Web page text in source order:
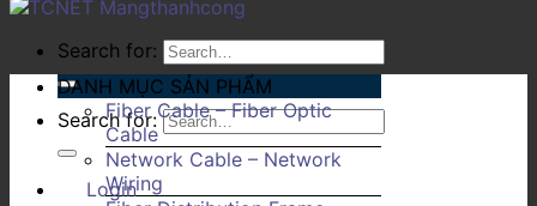
Search for:
Search for:
Login
DANH MỤC SẢN PHẨM
Fiber Cable – Fiber Optic
Cable
Network Cable – Network
Wiring